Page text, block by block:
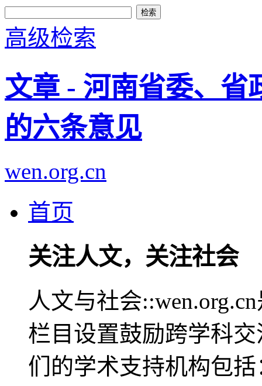
高级检索
文章 - 河南省委、省
的六条意见
wen.org.cn
首页
关注人文，关注社会
人文与社会
栏目设置鼓励跨学科
们的学术支持机构包